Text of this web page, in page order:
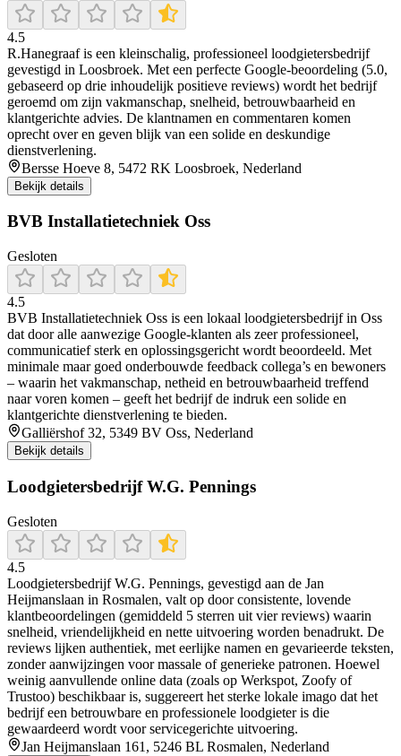
4.5
R.Hanegraaf is een kleinschalig, professioneel loodgietersbedrijf
gevestigd in Loosbroek. Met een perfecte Google-beoordeling (5.0,
gebaseerd op drie inhoudelijk positieve reviews) wordt het bedrijf
geroemd om zijn vakmanschap, snelheid, betrouwbaarheid en
klantgerichte advies. De klantnamen en commentaren komen
oprecht over en geven blijk van een solide en deskundige
dienstverlening.
Bersse Hoeve 8, 5472 RK Loosbroek, Nederland
Bekijk details
BVB Installatietechniek Oss
Gesloten
4.5
BVB Installatietechniek Oss is een lokaal loodgietersbedrijf in Oss
dat door alle aanwezige Google-klanten als zeer professioneel,
communicatief sterk en oplossingsgericht wordt beoordeeld. Met
minimale maar goed onderbouwde feedback collega’s en bewoners
– waarin het vakmanschap, netheid en betrouwbaarheid treffend
naar voren komen – geeft het bedrijf de indruk een solide en
klantgerichte dienstverlening te bieden.
Galliërshof 32, 5349 BV Oss, Nederland
Bekijk details
Loodgietersbedrijf W.G. Pennings
Gesloten
4.5
Loodgietersbedrijf W.G. Pennings, gevestigd aan de Jan
Heijmanslaan in Rosmalen, valt op door consistente, lovende
klantbeoordelingen (gemiddeld 5 sterren uit vier reviews) waarin
snelheid, vriendelijkheid en nette uitvoering worden benadrukt. De
reviews lijken authentiek, met eerlijke namen en gevarieerde teksten,
zonder aanwijzingen voor massale of generieke patronen. Hoewel
weinig aanvullende online data (zoals op Werkspot, Zoofy of
Trustoo) beschikbaar is, suggereert het sterke lokale imago dat het
bedrijf een betrouwbare en professionele loodgieter is die
gewaardeerd wordt voor servicegerichte uitvoering.
Jan Heijmanslaan 161, 5246 BL Rosmalen, Nederland